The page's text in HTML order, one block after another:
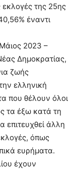
της 25ης
έναντι
Μάιος 2023 –
Δημοκρατίας,
ζωής
ελληνική
που θέλουν όλοι
τα έξω κατά τη
επιτευχθεί άλλη
όπως
ευρήματα.
έχουν